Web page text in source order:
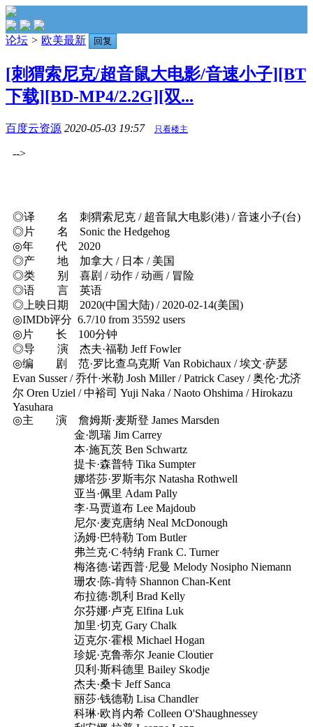
论坛 > 欧美最新 回复
[刺猬索尼克/超音鼠大电影/音速小子][BT
下载][BD-MP4/2.2G][双...
百度云资源 2020-05-03 19:57 只看楼主
-->
◎译 名 刺猬索尼克 / 超音鼠大电影(港) / 音速小子(台)
◎片 名 Sonic the Hedgehog
◎年 代 2020
◎产 地 加拿大 / 日本 / 美国
◎类 别 喜剧 / 动作 / 动画 / 冒险
◎语 言 英语
◎上映日期 2020(中国大陆) / 2020-02-14(美国)
◎IMDb评分 6.7/10 from 35592 users
◎片 长 100分钟
◎导 演 杰夫·福勒 Jeff Fowler
◎编 剧 范·罗比查乌克斯 Van Robichaux / 埃文·萨瑟
Evan Susser / 乔什·米勒 Josh Miller / Patrick Casey / 奥伦·尤济
尔 Oren Uziel / 中裕司 Yuji Naka / Naoto Ohshima / Hirokazu
Yasuhara
◎主 演 詹姆斯·麦斯登 James Marsden
金·凯瑞 Jim Carrey
本·施瓦茨 Ben Schwartz
提卡·森普特 Tika Sumpter
娜塔莎·罗斯韦尔 Natasha Rothwell
亚当·佩里 Adam Pally
李·马贾道布 Lee Majdoub
尼尔·麦克唐纳 Neal McDonough
汤姆·巴特勒 Tom Butler
弗兰克·C·特纳 Frank C. Turner
梅洛德·诺西普·尼曼 Melody Nosipho Niemann
珊农·陈-肯特 Shannon Chan-Kent
布拉德·凯利 Brad Kelly
尔芬娜·卢克 Elfina Luk
加里·切克 Gary Chalk
迈克尔·霍根 Michael Hogan
珍妮·克鲁蒂尔 Jeanie Cloutier
贝利·斯科德里 Bailey Skodje
杰夫·桑卡 Jeff Sanca
丽莎·钱德勒 Lisa Chandler
科琳·欧肖内希 Colleen O'Shaughnessey